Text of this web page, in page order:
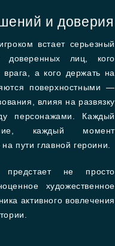
и доверия
встает серьезный
доверенных лиц, кого
врага, а кого держать на
поверхностными —
влияя на развязку
персонажами. Каждый
каждый момент
пути главной героини.
не просто
художественное
активного вовлечения